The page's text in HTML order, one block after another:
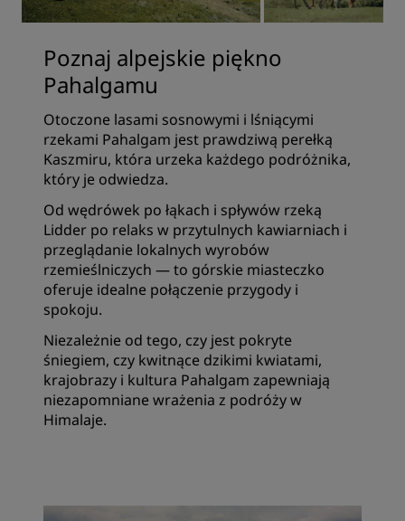
Poznaj alpejskie piękno
Pahalgamu
Otoczone lasami sosnowymi i lśniącymi
rzekami Pahalgam jest prawdziwą perełką
Kaszmiru, która urzeka każdego podróżnika,
który je odwiedza.
Od wędrówek po łąkach i spływów rzeką
Lidder po relaks w przytulnych kawiarniach i
przeglądanie lokalnych wyrobów
rzemieślniczych — to górskie miasteczko
oferuje idealne połączenie przygody i
spokoju.
Niezależnie od tego, czy jest pokryte
śniegiem, czy kwitnące dzikimi kwiatami,
krajobrazy i kultura Pahalgam zapewniają
niezapomniane wrażenia z podróży w
Himalaje.